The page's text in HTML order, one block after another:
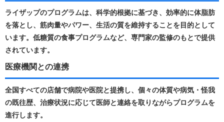
ライザップのプログラムは、科学的根拠に基づき、効率的に体脂肪
を落とし、筋肉量やパワー、生活の質を維持することを目的として
います。​低糖質の食事プログラムなど、専門家の監修のもとで提供
されています。 ​
医療機関との連携
全国すべての店舗で病院や医院と提携し、個々の体質や病気・怪我
の既往歴、治療状況に応じて医師と連絡を取りながらプログラムを
進行します。 ​